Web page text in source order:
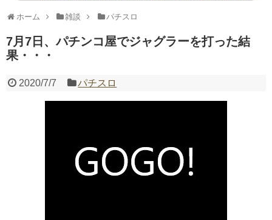
無職のパチンコカス(22)なんやが、ワイの人生どれくら
AngelBeats!とかいうクソアニメの思い出ｗｗｗ
ホーム 雑談 パチスロ
7月7日、パチンコ屋でジャグラーを打った結
果・・・
2020/7/7 パチスロ